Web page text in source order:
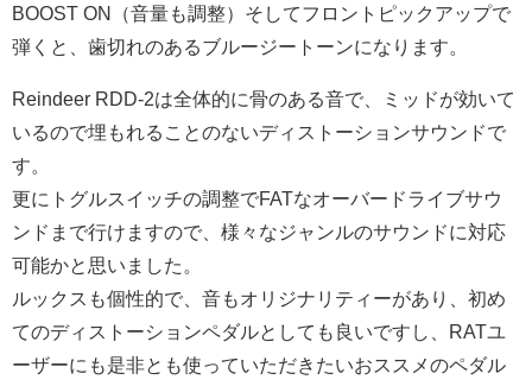
BOOST ON（音量も調整）そしてフロントピックアップで
弾くと、歯切れのあるブルージートーンになります。
Reindeer RDD-2は全体的に骨のある音で、ミッドが効いて
いるので埋もれることのないディストーションサウンドで
す。
更にトグルスイッチの調整でFATなオーバードライブサウ
ンドまで行けますので、様々なジャンルのサウンドに対応
可能かと思いました。
ルックスも個性的で、音もオリジナリティーがあり、初め
てのディストーションペダルとしても良いですし、RATユ
ーザーにも是非とも使っていただきたいおススメのペダル